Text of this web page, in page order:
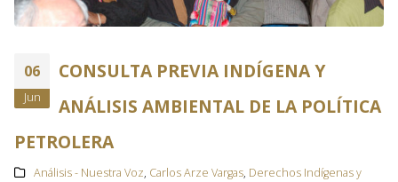
06
Jun
CONSULTA PREVIA INDÍGENA Y
ANÁLISIS AMBIENTAL DE LA POLÍTICA
PETROLERA
Análisis - Nuestra Voz, Carlos Arze Vargas, Derechos Indígenas y